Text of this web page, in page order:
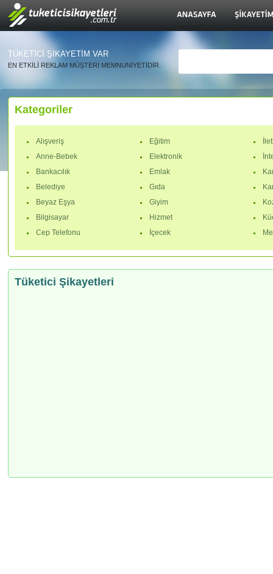
TÜKETİCİ ŞİKAYETİM VAR
EN ETKİLİ REKLAM MÜŞTERİ MEMNUNİYETİDİR.
Kategoriler
Alışveriş
Anne-Bebek
Bankacılık
Belediye
Beyaz Eşya
Bilgisayar
Cep Telefonu
Eğitim
Elektronik
Emlak
Gıda
Giyim
Hizmet
İçecek
Tüketici Şikayetleri